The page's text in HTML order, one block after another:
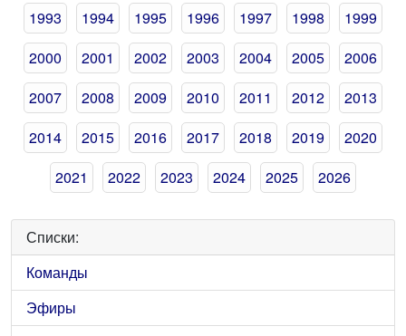
1993
1994 1995 1996 1997 1998
1999
2000
2001 2002 2003 2004 2005
2006
2007
2008 2009 2010 2011 2012
2013
2014
2015 2016 2017 2018 2019
2020
2021
2022 2023 2024 2025 2026
Списки:
Команды
Эфиры